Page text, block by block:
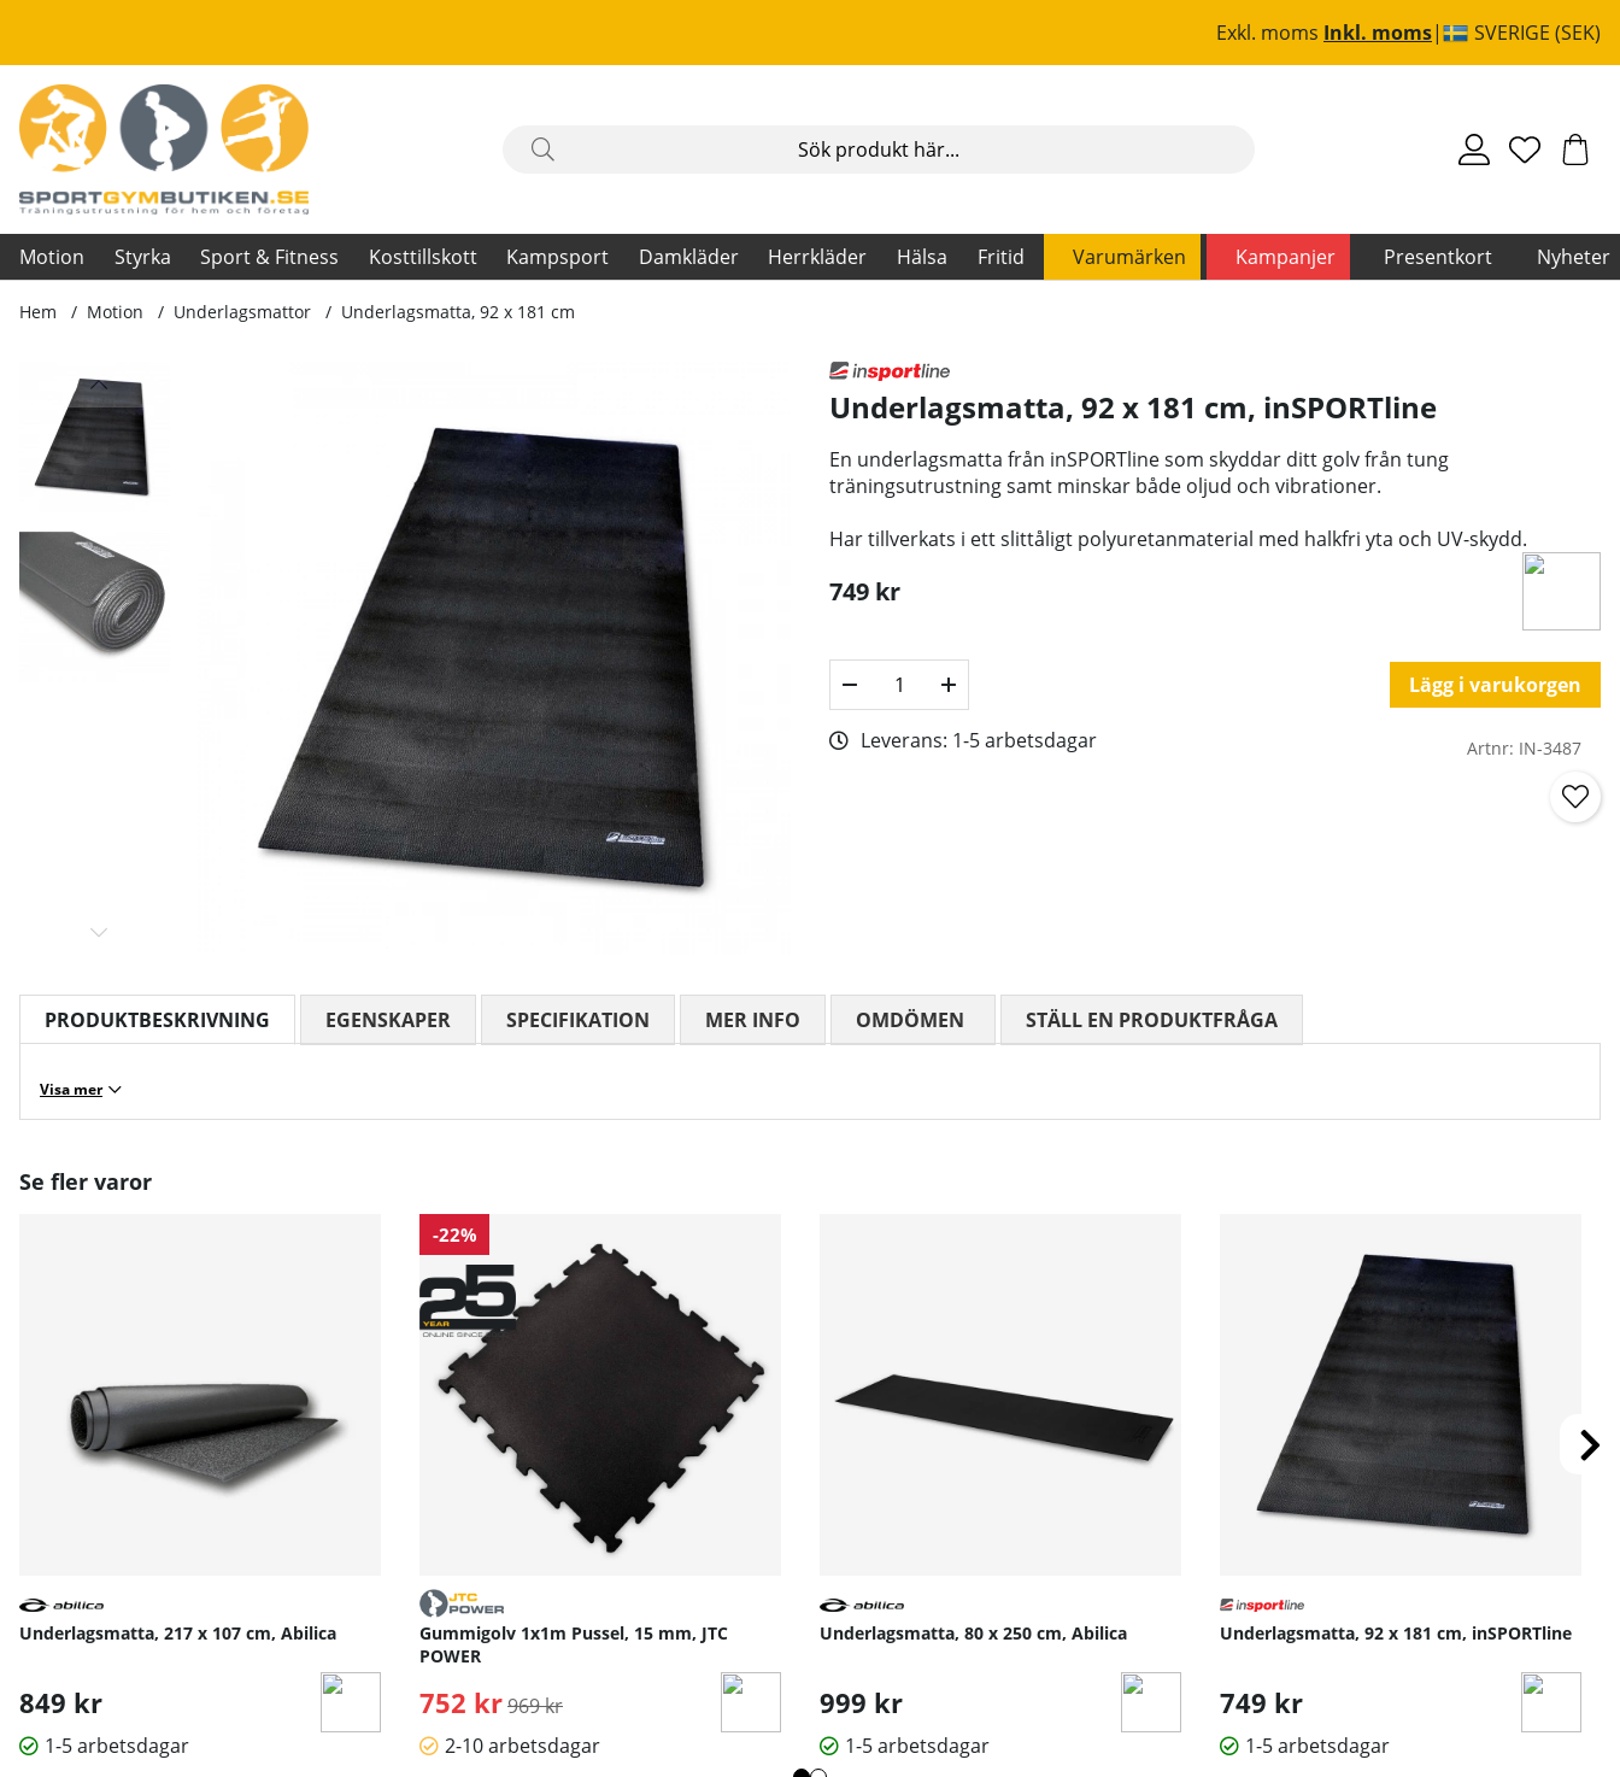
Exkl. moms Inkl. moms SVERIGE (SEK)
Motion Styrka Sport & Fitness Kosttillskott Kampsport Damkläder Herrkläder Hälsa Fritid Varumärken Kampanjer Presentkort Nyheter
Hem Motion Underlagsmattor Underlagsmatta, 92 x 181 cm
Produktbilder Underlagsmatta, 92 x 181 cm
Underlagsmatta, 92 x 181 cm, inSPORTline
En underlagsmatta från inSPORTline som skyddar ditt golv från tung
träningsutrustning samt minskar både oljud och vibrationer.
Har tillverkats i ett slittåligt polyuretanmaterial med halkfri yta och UV-skydd.
749 kr
Lägg i varukorgen
Leverans: 1-5 arbetsdagar Artnr: IN-3487
PRODUKTBESKRIVNING
Visa mer
EGENSKAPER SPECIFIKATION MER INFO OMDÖMEN MEDELBETYG 0 AV 5 ANTAL BETYG 0
STÄLL EN PRODUKTFRÅGA
Se fler varor
Underlagsmatta, 217 x 107 cm, Abilica
849 kr
1-5 arbetsdagar
-22%
Gummigolv 1x1m Pussel, 15 mm, JTC
POWER
752 kr Ordinarie pris:
969 kr
2-10 arbetsdagar
Underlagsmatta, 80 x 250 cm, Abilica
999 kr
1-5 arbetsdagar
Underlagsmatta, 92 x 181 cm, inSPORTline
749 kr
1-5 arbetsdagar